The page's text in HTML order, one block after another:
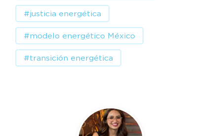
#justicia energética
#modelo energético México
#transición energética